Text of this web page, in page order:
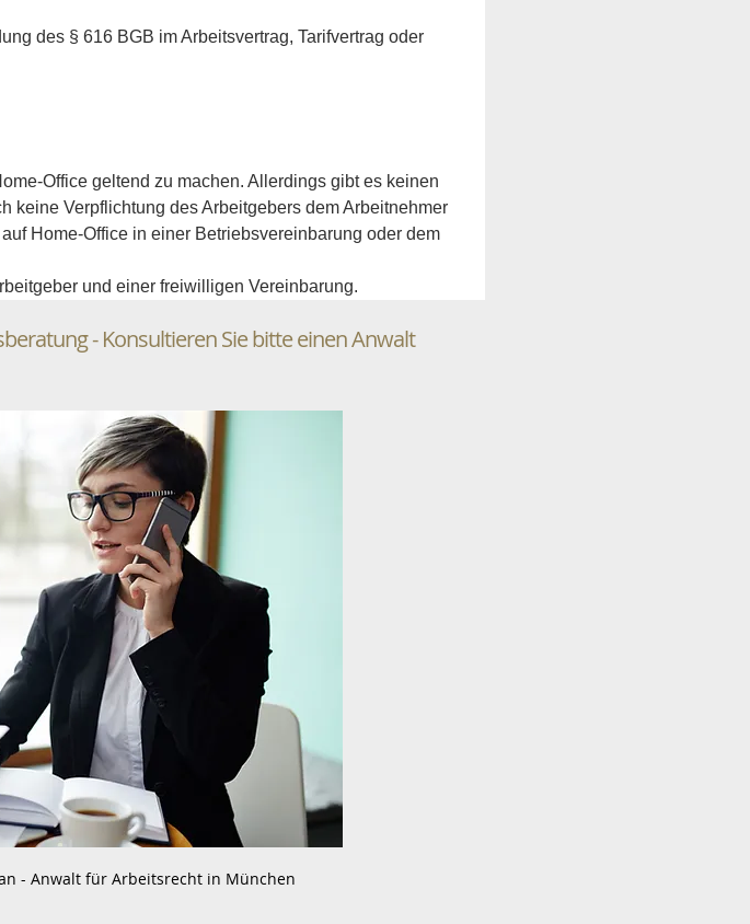
des § 616 BGB im Arbeitsvertrag, Tarifvertrag oder
Office geltend zu machen. Allerdings gibt es keinen
keine Verpflichtung des Arbeitgebers dem Arbeitnehmer
Home-Office in einer Betriebsvereinbarung oder dem
und einer freiwilligen Vereinbarung.
- Konsultieren Sie bitte einen Anwalt
- Anwalt für Arbeitsrecht in München